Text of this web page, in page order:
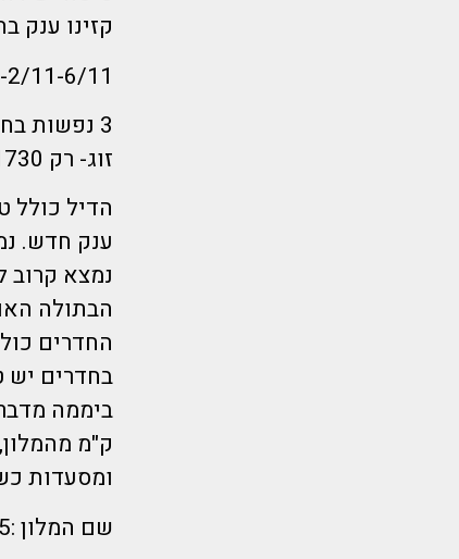
קזינו ענק
2/11-6/11-הלוך רביעי בוקר חזור ראשון צהריים
3 נפשות בחדר – רק 1690 ש"ח לאדם
זוג- רק 1730 ש"ח לאדם.
נמצא קרוב
החדרים
ומסעדות
שם המלון :5*: Best Western Premier Batumi